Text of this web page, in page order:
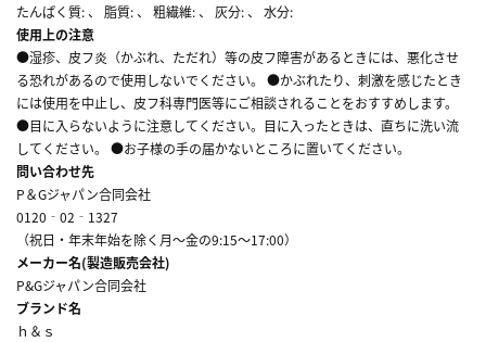
たんぱく質: 、 脂質: 、 粗繊維: 、 灰分: 、 水分:
使用上の注意
●湿疹、皮フ炎（かぶれ、ただれ）等の皮フ障害があるときには、悪化させ
る恐れがあるので使用しないでください。 ●かぶれたり、刺激を感じたとき
には使用を中止し、皮フ科専門医等にご相談されることをおすすめします。
●目に入らないように注意してください。目に入ったときは、直ちに洗い流
してください。 ●お子様の手の届かないところに置いてください。
問い合わせ先
P＆Gジャパン合同会社
0120‐02‐1327
（祝日・年末年始を除く月～金の9:15～17:00）
メーカー名(製造販売会社)
P&Gジャパン合同会社
ブランド名
ｈ＆ｓ